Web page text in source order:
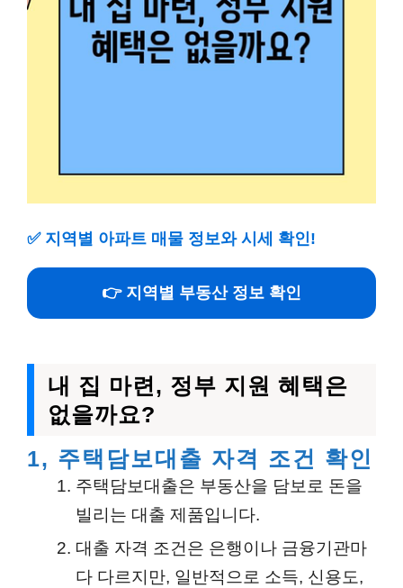
✅ 지역별 아파트 매물 정보와 시세 확인!
👉 지역별 부동산 정보 확인
내 집 마련, 정부 지원 혜택은
없을까요?
1, 주택담보대출 자격 조건 확인
주택담보대출은 부동산을 담보로 돈을
빌리는 대출 제품입니다.
대출 자격 조건은 은행이나 금융기관마
다 다르지만, 일반적으로 소득, 신용도,